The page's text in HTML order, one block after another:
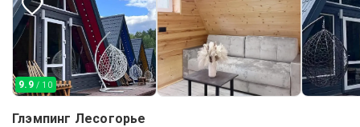
9.9 / 10
Глэмпинг Лесогорье